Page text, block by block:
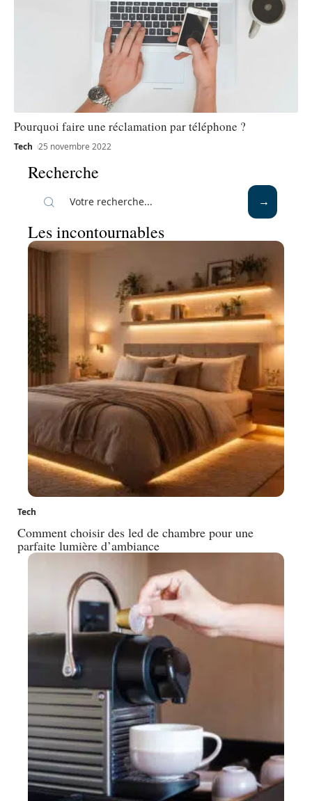
Pourquoi faire une réclamation par téléphone ?
Tech 25 novembre 2022
Recherche
Les incontournables
Tech
Comment choisir des led de chambre pour une
parfaite lumière d’ambiance